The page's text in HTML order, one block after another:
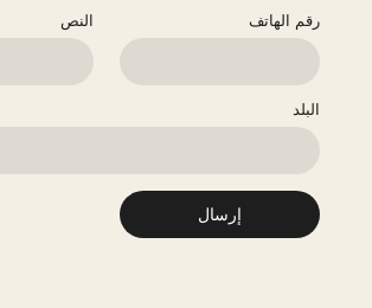
رقم الهاتف النص
البلد
إرسال